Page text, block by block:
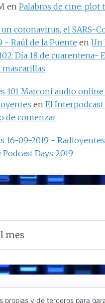
enPalabros de cine: plot
coronavirus, el SARS-
- Raúl de la Puente enUn
Día 18 de cuarentena-
mascarillas
101 Marconi audio online
enEl Interpodcast
de comenzar
16-09-2019 - Radioyentes
Days 2019
propias y de terceros para